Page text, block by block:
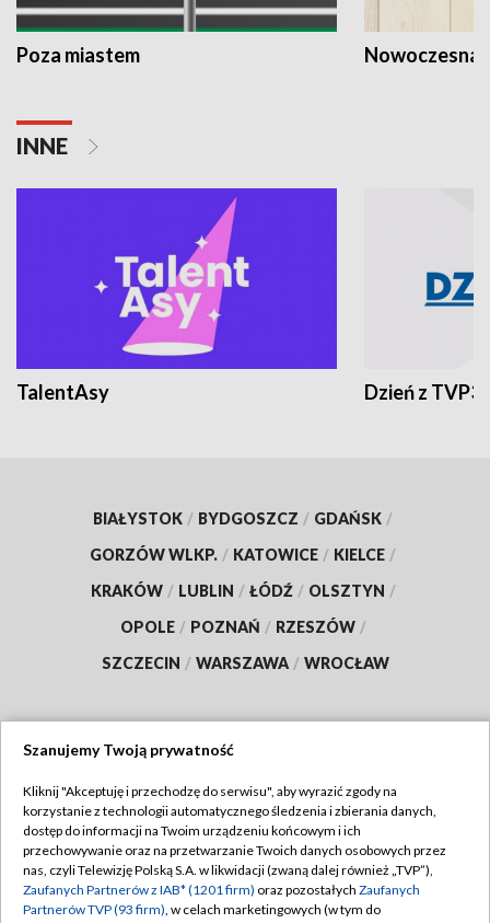
Poza miastem Nowoczesna
INNE
TalentAsy Dzień z TVP3
BIAŁYSTOK / BYDGOSZCZ / GDAŃSK /
GORZÓW WLKP. / KATOWICE / KIELCE /
KRAKÓW / LUBLIN / ŁÓDŹ / OLSZTYN /
OPOLE / POZNAŃ / RZESZÓW /
SZCZECIN / WARSZAWA / WROCŁAW
TVP
Abonament TVP
Emisja w TVP
Regulamin TVP
Polityka prywatności
Szanujemy Twoją prywatność
Kliknij "Akceptuję i przechodzę do serwisu", aby wyrazić zgody na
korzystanie z technologii automatycznego śledzenia i zbierania danych,
dostęp do informacji na Twoim urządzeniu końcowym i ich
przechowywanie oraz na przetwarzanie Twoich danych osobowych przez
nas, czyli Telewizję Polską S.A. w likwidacji (zwaną dalej również „TVP”),
Zaufanych Partnerów z IAB* (1201 firm) oraz pozostałych Zaufanych
Partnerów TVP (93 firm), w celach marketingowych (w tym do